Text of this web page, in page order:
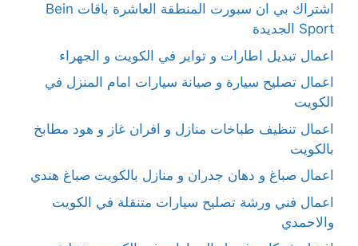
اشتراك بي ان سبورت المنطقة العاشرة باقات Bein
Sport الجديدة
اعمال تبديل اطارات و تواير في الكويت و الجهراء
اعمال تصليح سيارة و صيانة سيارات امام المنزل في
الكويت
اعمال تنظيف طباخات منازل و افران غاز و هود مطابخ
بالكويت
اعمال صباغ و دهان جدران و منازل بالكويت صباغ هندي
اعمال فني ورشة تصليح سيارات متنقلة في الكويت
والاحمدي